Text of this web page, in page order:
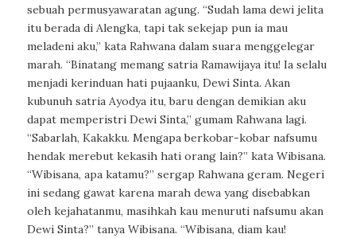
sebuah permusyawaratan agung. “Sudah lama dewi jelita
itu berada di Alengka, tapi tak sekejap pun ia mau
meladeni aku,” kata Rahwana dalam suara menggelegar
marah. “Binatang memang satria Ramawijaya itu! Ia selalu
menjadi kerinduan hati pujaanku, Dewi Sinta. Akan
kubunuh satria Ayodya itu, baru dengan demikian aku
dapat memperistri Dewi Sinta,” gumam Rahwana lagi.
“Sabarlah, Kakakku. Mengapa berkobar-kobar nafsumu
hendak merebut kekasih hati orang lain?” kata Wibisana.
“Wibisana, apa katamu?” sergap Rahwana geram. Negeri
ini sedang gawat karena marah dewa yang disebabkan
oleh kejahatanmu, masihkah kau menuruti nafsumu akan
Dewi Sinta?” tanya Wibisana. “Wibisana, diam kau!